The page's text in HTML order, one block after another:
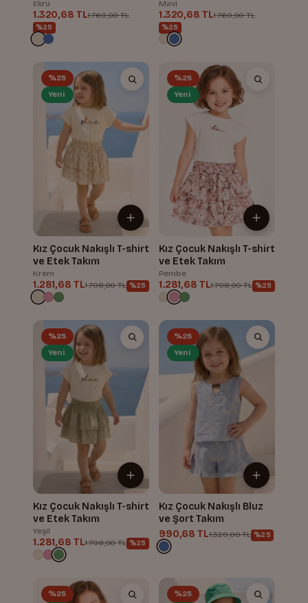
Ekru
1.320,68 TL1.760,00 TL
%25
Mavi
1.320,68 TL1.760,00 TL
%25
%25
Yeni
Kız Çocuk Nakışlı T-shirt
ve Etek Takım
Krem
1.281,68 TL1.708,00 TL %25
%25
Yeni
Kız Çocuk Nakışlı T-shirt
ve Etek Takım
Pembe
1.281,68 TL1.708,00 TL %25
%25
Yeni
Kız Çocuk Nakışlı T-shirt
ve Etek Takım
Yeşil
1.281,68 TL1.708,00 TL %25
%25
Yeni
Kız Çocuk Nakışlı Bluz
ve Şort Takım
990,68 TL1.320,00 TL %25
%25
%25